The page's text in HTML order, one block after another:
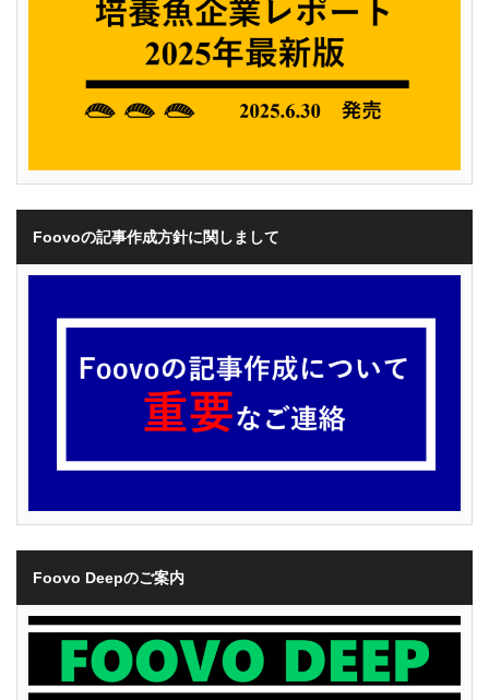
Foovoの記事作成方針に関しまして
Foovo Deepのご案内